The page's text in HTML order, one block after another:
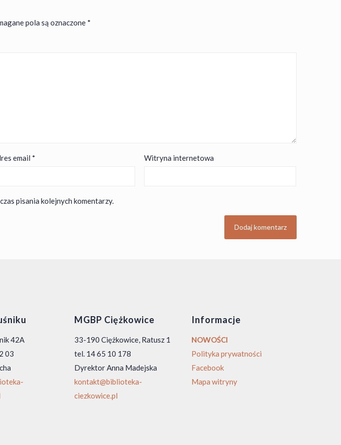
pola są oznaczone *
email * Witryna internetowa
pisania kolejnych komentarzy.
42A
03
MGBP Ciężkowice
33-190 Ciężkowice, Ratusz 1
tel. 14 65 10 178
Dyrektor Anna Madejska
kontakt@biblioteka-
ciezkowice.pl
Informacje
NOWOŚCI
Polityka prywatności
Facebook
Mapa witryny